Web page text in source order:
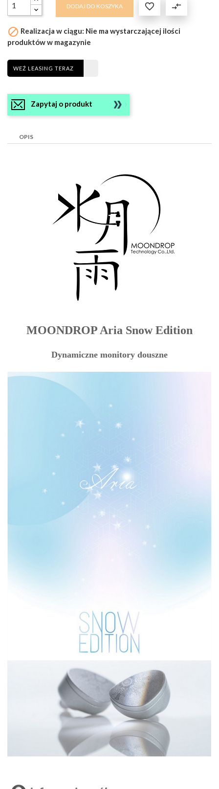
DODAJ DO KOSZYKA  compare_arrows
 Realizacja w ciągu: Nie ma wystarczającej ilości
produktów w magazynie
WEŹ LEASING TERAZ
Zapytaj o produkt
OPIS
MOONDROP Aria Snow Edition
Dynamiczne monitory douszne